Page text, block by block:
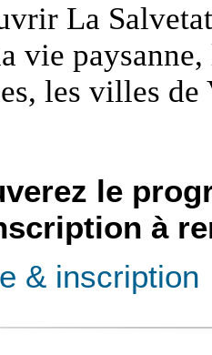
La
vie
les villes de
le
à
& inscription